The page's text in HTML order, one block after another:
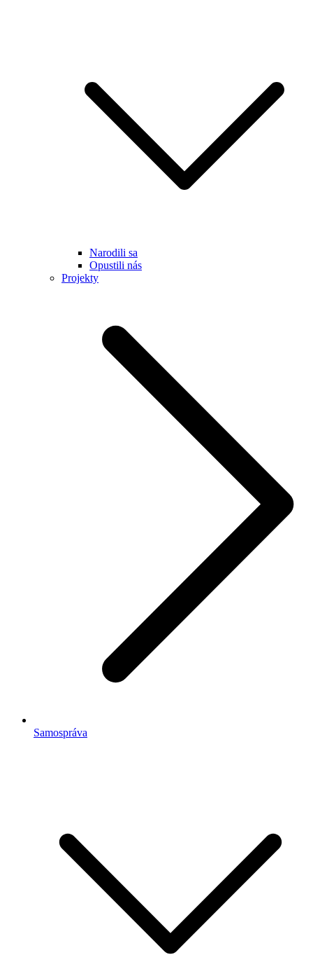
Narodili sa
Opustili nás
Projekty
Samospráva